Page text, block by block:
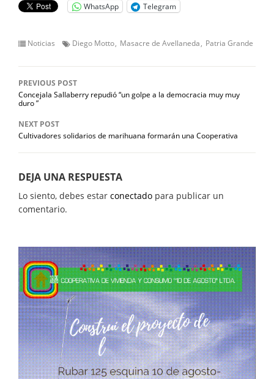
WhatsApp
Telegram
Noticias Diego Motto Masacre de Avellaneda Patria Grande
PREVIOUS POST
Concejala Sallaberry repudió “un golpe a la democracia muy muy
duro ”
NEXT POST
Cultivadores solidarios de marihuana formarán una Cooperativa
DEJA UNA RESPUESTA
Lo siento, debes estar conectado para publicar un
comentario.